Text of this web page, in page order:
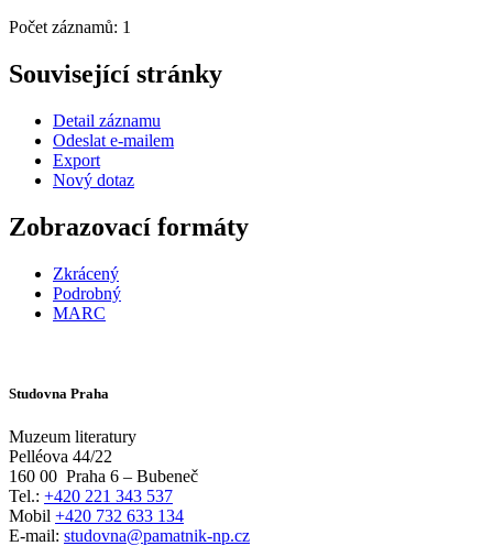
Počet záznamů: 1
Související stránky
Detail záznamu
Odeslat e-mailem
Export
Nový dotaz
Zobrazovací formáty
Zkrácený
Podrobný
MARC
Studovna Praha
Muzeum literatury
Pelléova 44/22
160 00 Praha 6 – Bubeneč
Tel.: +420 221 343 537
Mobil +420 732 633 134
E-mail: studovna@pamatnik-np.cz